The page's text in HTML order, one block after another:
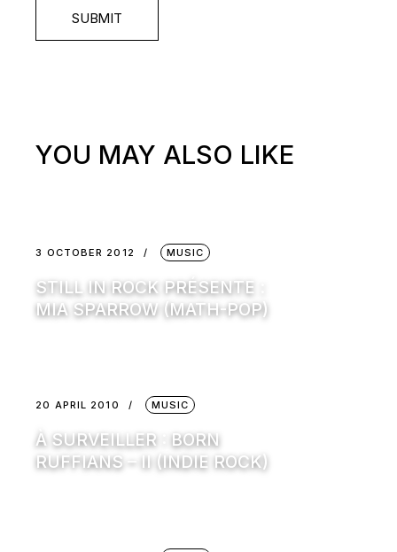
SUBMIT
YOU MAY ALSO LIKE
3 OCTOBER 2012 MUSIC
STILL IN ROCK PRÉSENTE :
MIA SPARROW (MATH-POP)
20 APRIL 2010 MUSIC
À SURVEILLER : BORN
RUFFIANS – II (INDIE ROCK)